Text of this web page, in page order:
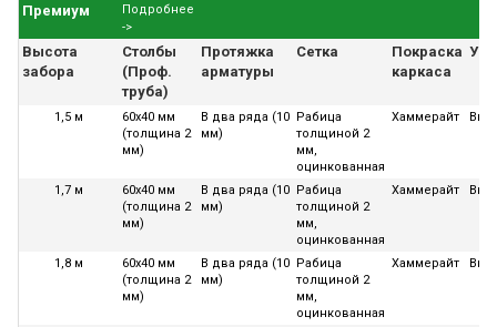
Премиум
Подробнее
->
Высота
забора
Столбы
(Проф.
труба)
Протяжка
арматуры
Сетка
Покраска
каркаса
1,5 м
60х40 мм
(толщина 2
мм)
В два ряда (10
мм)
Рабица
толщиной 2
мм,
оцинкованная
Хаммерайт
1,7 м
60х40 мм
(толщина 2
мм)
В два ряда (10
мм)
Рабица
толщиной 2
мм,
оцинкованная
Хаммерайт
1,8 м
60х40 мм
(толщина 2
мм)
В два ряда (10
мм)
Рабица
толщиной 2
мм,
оцинкованная
Хаммерайт